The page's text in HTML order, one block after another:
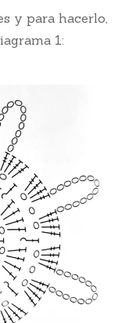
y para hacerlo,
1: